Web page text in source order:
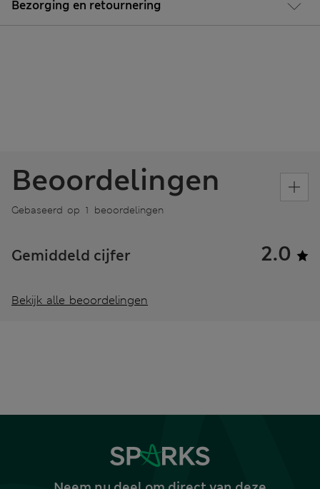
Bezorging en retournering
Beoordelingen
Gebaseerd op 1 beoordelingen
Gemiddeld cijfer 2.0
Bekijk alle beoordelingen